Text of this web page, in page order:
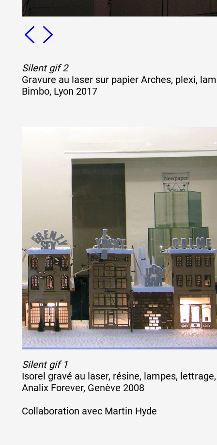
Formation
1% œuvres dans
Réseau
Artistes
De A à Z
Année par année
Collection vidéos
Candidater
Contact
Silent gif 2
Gravure au laser sur papier Arches, plexi,
Bimbo, Lyon 2017
Silent gif 1
Isorel gravé au laser, résine, lampes,
Analix Forever, Genève 2008
Collaboration avec Martin Hyde